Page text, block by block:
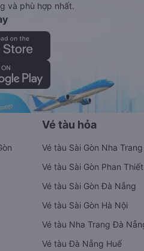
và phù hợp nhất.
Vé tàu hỏa
Vé tàu Sài Gòn Nha Trang
Vé tàu Sài Gòn Phan Thiết
Vé tàu Sài Gòn Đà Nẵng
Vé tàu Sài Gòn Hà Nội
Vé tàu Nha Trang Đà
Vé tàu Đà Nẵng Huế